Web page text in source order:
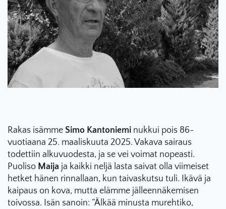
Rakas isämme Simo Kantoniemi nukkui pois 86-
vuotiaana 25. maaliskuuta 2025. Vakava sairaus
todettiin alkuvuodesta, ja se vei voimat nopeasti.
Puoliso Maija ja kaikki neljä lasta saivat olla viimeiset
hetket hänen rinnallaan, kun taivaskutsu tuli. Ikävä ja
kaipaus on kova, mutta elämme jälleennäkemisen
toivossa. Isän sanoin: ”Älkää minusta murehtiko,